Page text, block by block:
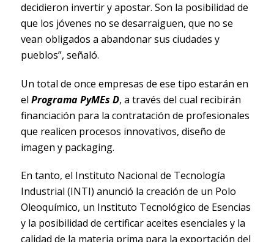
decidieron invertir y apostar. Son la posibilidad de
que los jóvenes no se desarraiguen, que no se
vean obligados a abandonar sus ciudades y
pueblos”, señaló.
Un total de once empresas de ese tipo estarán en
el Programa PyMEs D, a través del cual recibirán
financiación para la contratación de profesionales
que realicen procesos innovativos, diseño de
imagen y packaging.
En tanto, el Instituto Nacional de Tecnología
Industrial (INTI) anunció la creación de un Polo
Oleoquímico, un Instituto Tecnológico de Esencias
y la posibilidad de certificar aceites esenciales y la
calidad de la materia prima para la exportación del